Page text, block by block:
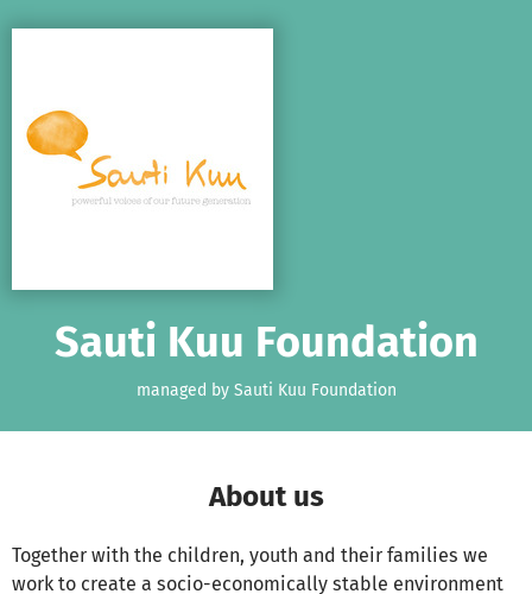
Sauti Kuu Foundation
managed by Sauti Kuu Foundation
About us
Together with the children, youth and their families we
work to create a socio-economically stable environment